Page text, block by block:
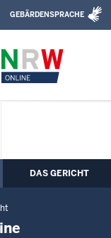
GEBÄRDENSPRACHE
mit Volltext-
DAS GERICHT